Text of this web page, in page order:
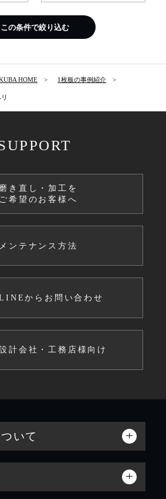
この条件で絞り込む
HOME 1枚板の事例紹介
磨き直し・加工を
ご希望のお客様へ
メンテナンス方法
からお問い合わせ
計会社・工務店様向け
いて